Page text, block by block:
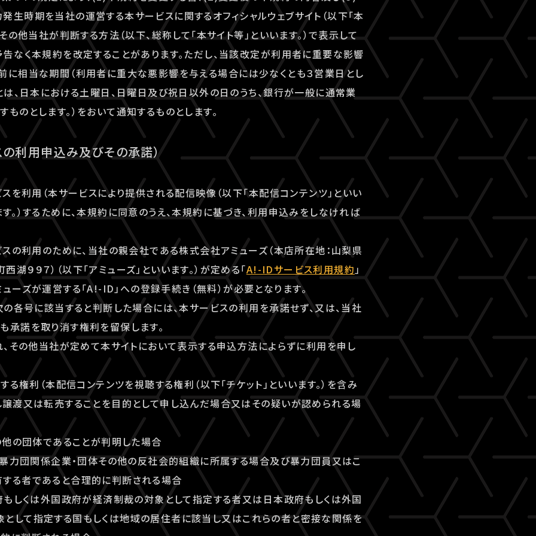
生時期を当社の運営する本サービスに関するオフィシャルウェブサイト（以下「本
その他当社が判断する方法（以下、総称して「本サイト等」といいます。）で表示して
告なく本規約を改定することがあります。ただし、当該改定が利用者に重要な影響
に相当な期間（利用者に重大な悪影響を与える場合には少なくとも３営業日とし
とは、日本における土曜日、日曜日及び祝日以外の日のうち、銀行が一般に通常業
のとします。）をおいて通知するものとします。
利用申込み及びその承諾）
を利用（本サービスにより提供される配信映像（以下「本配信コンテンツ」といい
す。）するために、本規約に同意のうえ、本規約に基づき、利用申込みをしなければ
の利用のために、当社の親会社である株式会社アミューズ（本店所在地：山梨県
９９７）（以下「アミューズ」といいます。）が定める「A!-IDサービス利用規約」
ューズが運営する「A!-ID」への登録手続き（無料）が必要となります。
各号に該当すると判断した場合には、本サービスの利用を承諾せず、又は、当社
承諾を取り消す権利を留保します。
その他当社が定めて本サイトにおいて表示する申込方法によらずに利用を申し
権利（本配信コンテンツを視聴する権利（以下「チケット」といいます。）を含み
譲渡又は転売することを目的として申し込んだ場合又はその疑いが認められる場
の団体であることが判明した場合
力団関係企業・団体その他の反社会的組織に所属する場合及び暴力団員又はこ
る者であると合理的に判断される場合
しくは外国政府が経済制裁の対象として指定する者又は日本政府もしくは外国
して指定する国もしくは地域の居住者に該当し又はこれらの者と密接な関係を